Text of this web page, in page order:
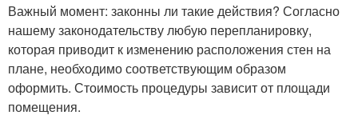
Важный момент: законны ли такие действия? Согласно
нашему законодательству любую перепланировку,
которая приводит к изменению расположения стен на
плане, необходимо соответствующим образом
оформить. Стоимость процедуры зависит от площади
помещения.